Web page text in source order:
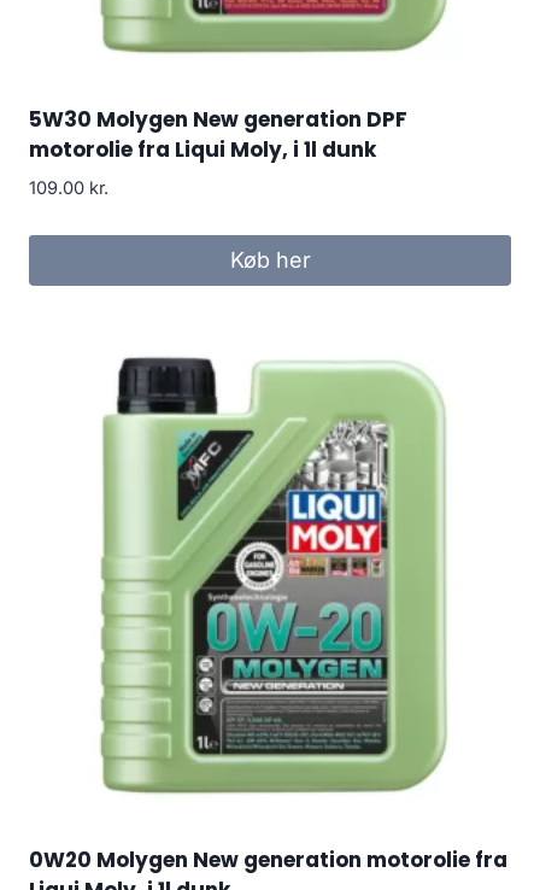
5W30 Molygen New generation DPF
motorolie fra Liqui Moly, i 1l dunk
109.00 kr.
Køb her
0W20 Molygen New generation motorolie fra